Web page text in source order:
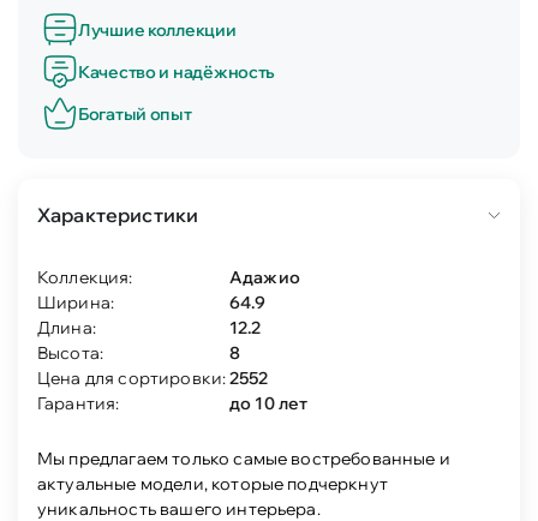
Лучшие коллекции
Качество и надёжность
Богатый опыт
Характеристики
Коллекция:
Адажио
Ширина:
64.9
Длина:
12.2
Высота:
8
Цена для сортировки:2552
Гарантия:
до 10 лет
Мы предлагаем только самые востребованные и
актуальные модели, которые подчеркнут
уникальность вашего интерьера.